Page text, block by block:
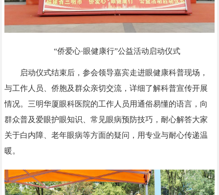
“侨爱心·眼健康行”公益活动启动仪式
启动仪式结束后，参会领导嘉宾走进眼健康科普现场，
与工作人员、侨胞及群众亲切交流，详细了解科普宣传开展
情况。三明华厦眼科医院的工作人员用通俗易懂的语言，向
群众普及爱眼护眼知识、常见眼病预防技巧，耐心解答大家
关于白内障、老年眼病等方面的疑问，用专业与耐心传递温
暖。